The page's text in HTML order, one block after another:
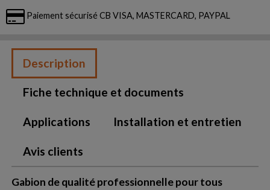
Paiement sécurisé CB VISA, MASTERCARD, PAYPAL
Description
Fiche technique et documents
Applications Installation et entretien
Avis clients
Gabion de qualité professionnelle pour tous